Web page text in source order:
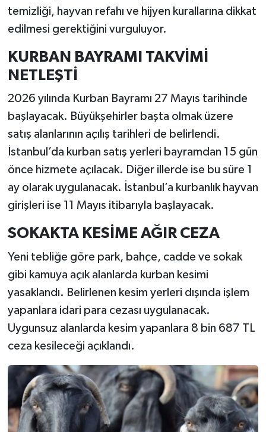
temizliği, hayvan refahı ve hijyen kurallarına dikkat
edilmesi gerektiğini vurguluyor.
KURBAN BAYRAMI TAKVİMİ
NETLEŞTİ
2026 yılında Kurban Bayramı 27 Mayıs tarihinde
başlayacak. Büyükşehirler başta olmak üzere
satış alanlarının açılış tarihleri de belirlendi.
İstanbul’da kurban satış yerleri bayramdan 15 gün
önce hizmete açılacak. Diğer illerde ise bu süre 1
ay olarak uygulanacak. İstanbul’a kurbanlık hayvan
girişleri ise 11 Mayıs itibarıyla başlayacak.
SOKAKTA KESİME AĞIR CEZA
Yeni tebliğe göre park, bahçe, cadde ve sokak
gibi kamuya açık alanlarda kurban kesimi
yasaklandı. Belirlenen kesim yerleri dışında işlem
yapanlara idari para cezası uygulanacak.
Uygunsuz alanlarda kesim yapanlara 8 bin 687 TL
ceza kesileceği açıklandı.